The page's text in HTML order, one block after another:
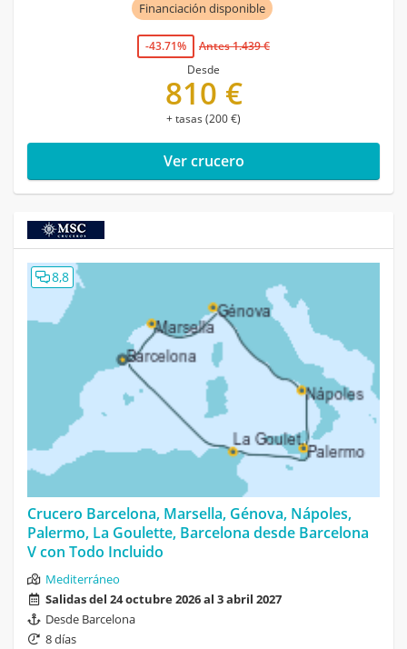
Financiación disponible
-43.71%
Antes 1.439 €
Desde
810 €
+ tasas (200 €)
Ver crucero
8,8
Crucero Barcelona, Marsella, Génova, Nápoles,
Palermo, La Goulette, Barcelona desde Barcelona
V con Todo Incluido
Mediterráneo
Salidas del 24 octubre 2026 al 3 abril 2027
Desde Barcelona
8 días